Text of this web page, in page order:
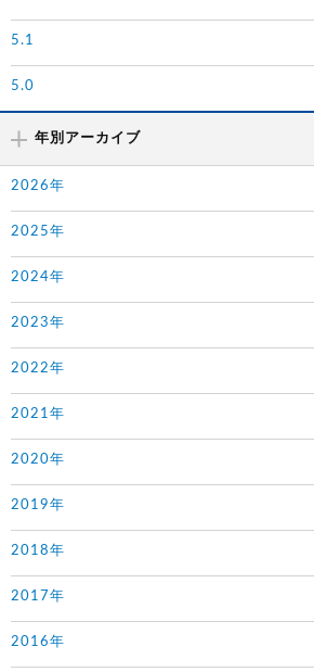
5.1
5.0
年別アーカイブ
2026年
2025年
2024年
2023年
2022年
2021年
2020年
2019年
2018年
2017年
2016年